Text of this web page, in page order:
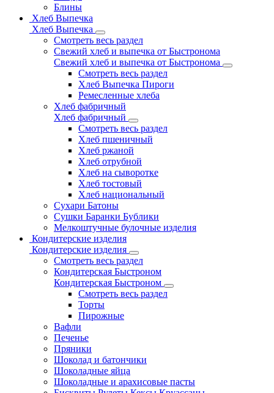
Блины
Хлеб Выпечка
Хлеб Выпечка
Смотреть весь раздел
Свежий хлеб и выпечка от Быстронома
Свежий хлеб и выпечка от Быстронома
Смотреть весь раздел
Хлеб Выпечка Пироги
Ремесленные хлеба
Хлеб фабричный
Хлеб фабричный
Смотреть весь раздел
Хлеб пшеничный
Хлеб ржаной
Хлеб отрубной
Хлеб на сыворотке
Хлеб тостовый
Хлеб национальный
Сухари Батоны
Сушки Баранки Бублики
Мелкоштучные булочные изделия
Кондитерские изделия
Кондитерские изделия
Смотреть весь раздел
Кондитерская Быстроном
Кондитерская Быстроном
Смотреть весь раздел
Торты
Пирожные
Вафли
Печенье
Пряники
Шоколад и батончики
Шоколадные яйца
Шоколадные и арахисовые пасты